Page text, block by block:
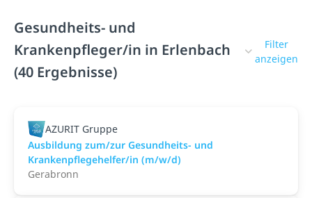
Gesundheits- und
Krankenpfleger/in in Erlenbach
(40 Ergebnisse)
Filter
anzeigen
AZURIT Gruppe
Ausbildung zum/zur Gesundheits- und
Krankenpflegehelfer/in (m/w/d)
Gerabronn